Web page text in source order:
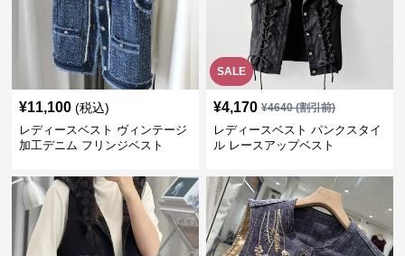
¥11,100 (税込)
レディースベスト ヴィンテージ
加工デニム フリンジベスト
SALE
¥4,170 ¥4640(割引前)
レディースベスト パンクスタイ
ル レースアップベスト